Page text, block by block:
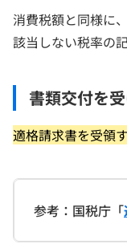
消費税額と同様に
該当しない税率の
書類交付を
適格請求書を受領
参考：国税庁「